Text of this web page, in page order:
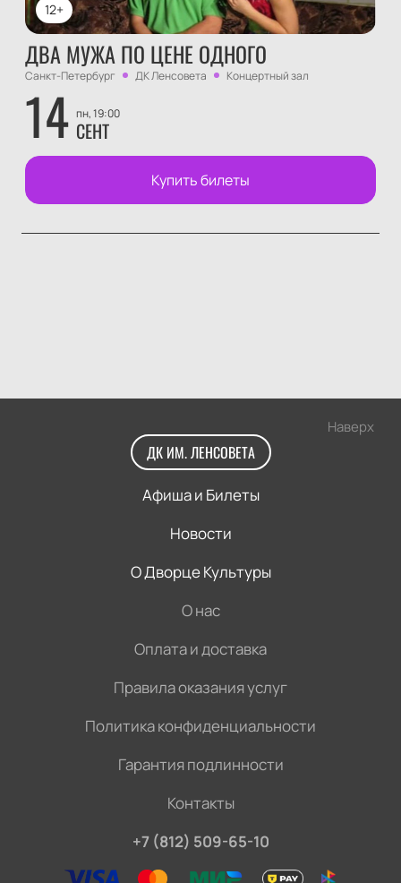
12+
ДВА МУЖА ПО ЦЕНЕ ОДНОГО
Санкт-Петербург ДК Ленсовета Концертный зал
14 пн, 19:00
СЕНТ
Купить билеты
Наверх
ДК ИМ. ЛЕНСОВЕТА
Афиша и Билеты
Новости
О Дворце Культуры
О нас
Оплата и доставка
Правила оказания услуг
Политика конфиденциальности
Гарантия подлинности
Контакты
+7 (812) 509-65-10